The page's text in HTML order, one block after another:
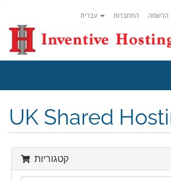
התחברות הרשמה
UK Shared
קטגוריות